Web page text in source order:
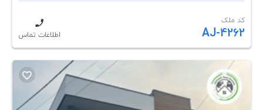
کد ملک
AJ-4262 اطلاعات تماس